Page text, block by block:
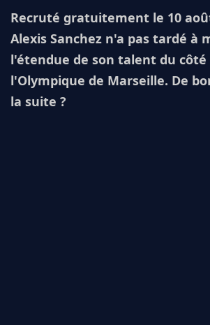
Recruté gratuitement le 10
Alexis Sanchez n'a pas tardé à
l'étendue de son talent du côté
l'Olympique de Marseille. De
la suite ?